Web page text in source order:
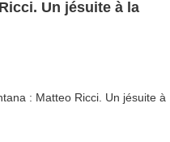
Un jésuite à la